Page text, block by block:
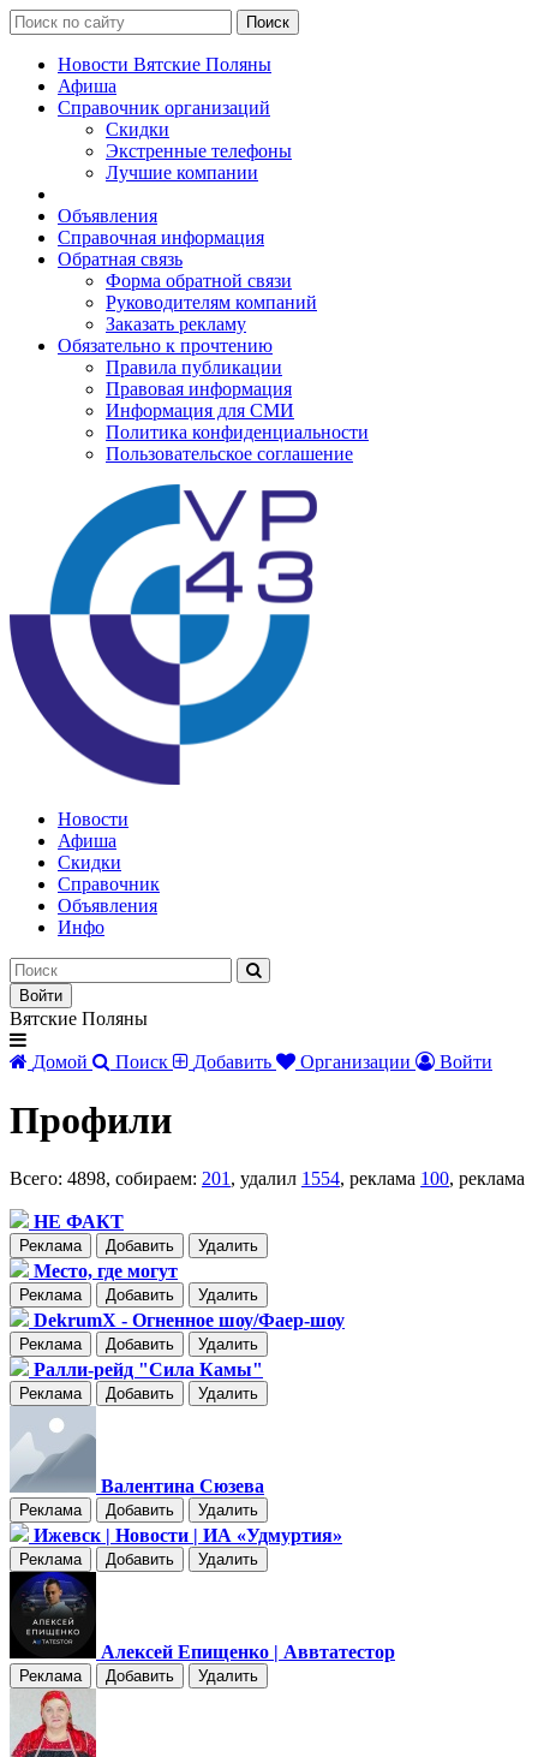
Поиск
Новости Вятские Поляны
Афиша
Справочник организаций
Скидки
Экстренные телефоны
Лучшие компании
Объявления
Справочная информация
Обратная связь
Форма обратной связи
Руководителям компаний
Заказать рекламу
Обязательно к прочтению
Правила публикации
Правовая информация
Информация для СМИ
Политика конфиденциальности
Пользовательское соглашение
Новости
Афиша
Скидки
Справочник
Объявления
Инфо
Войти
Вятские Поляны
Домой Поиск Добавить Организации Войти
Профили
Всего: 4898, собираем: 201, удалил 1554, реклама 100, реклама
НЕ ФАКТ
Реклама Добавить Удалить
Место, где могут
Реклама Добавить Удалить
DekrumX - Огненное шоу/Фаер-шоу
Реклама Добавить Удалить
Ралли-рейд "Сила Камы"
Реклама Добавить Удалить
Валентина Сюзева
Реклама Добавить Удалить
Ижевск | Новости | ИА «Удмуртия»
Реклама Добавить Удалить
Алексей Епищенко | Аввтатестор
Реклама Добавить Удалить